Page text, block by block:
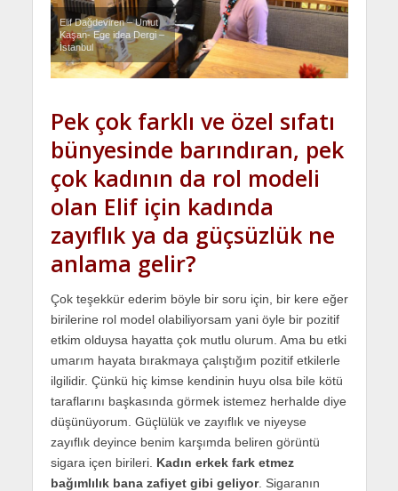
Elif Dağdeviren – Umut
Kaşan- Ege idea Dergi –
İstanbul
Pek çok farklı ve özel sıfatı
bünyesinde barındıran, pek
çok kadının da rol modeli
olan Elif için kadında
zayıflık ya da güçsüzlük ne
anlama gelir?
Çok teşekkür ederim böyle bir soru için, bir kere eğer
birilerine rol model olabiliyorsam yani öyle bir pozitif
etkim olduysa hayatta çok mutlu olurum. Ama bu etki
umarım hayata bırakmaya çalıştığım pozitif etkilerle
ilgilidir. Çünkü hiç kimse kendinin huyu olsa bile kötü
taraflarını başkasında görmek istemez herhalde diye
düşünüyorum. Güçlülük ve zayıflık ve niyeyse
zayıflık deyince benim karşımda beliren görüntü
sigara içen birileri. Kadın erkek fark etmez
bağımlılık bana zafiyet gibi geliyor. Sigaranın